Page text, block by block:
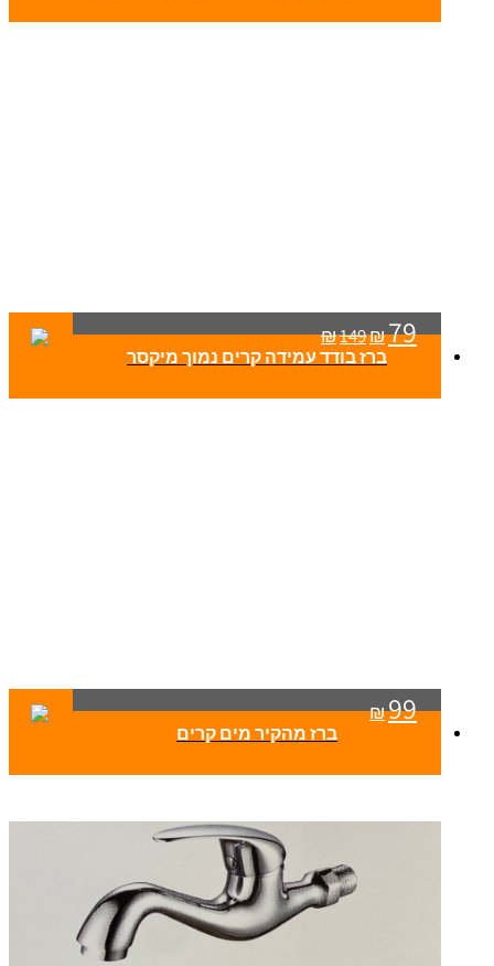
₪149₪79
ברז בודד עמידה קרים נמוך מיקסר
₪99
ברז מהקיר מים קרים